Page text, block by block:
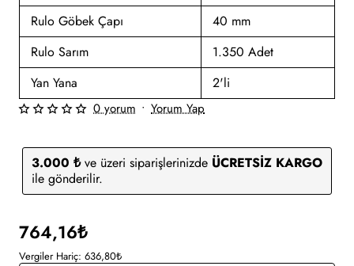
Rulo Göbek Çapı
40 mm
Rulo Sarım
1.350 Adet
Yan Yana
2'li
3.000 ₺ve üzeri siparişlerinizde ÜCRETSİZ KARGO
ile gönderilir.
0 yorum • Yorum Yap
764,16₺
Vergiler Hariç: 636,80₺